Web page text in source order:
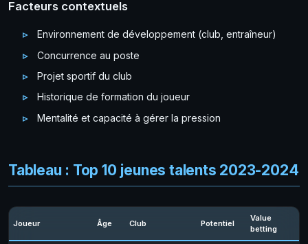
Facteurs contextuels
Environnement de développement (club, entraîneur)
Concurrence au poste
Projet sportif du club
Historique de formation du joueur
Mentalité et capacité à gérer la pression
Tableau : Top 10 jeunes talents 2023-2024
Joueur Âge Club Potentiel
Value
betting